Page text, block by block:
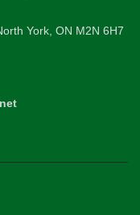
York, ON M2N 6H7